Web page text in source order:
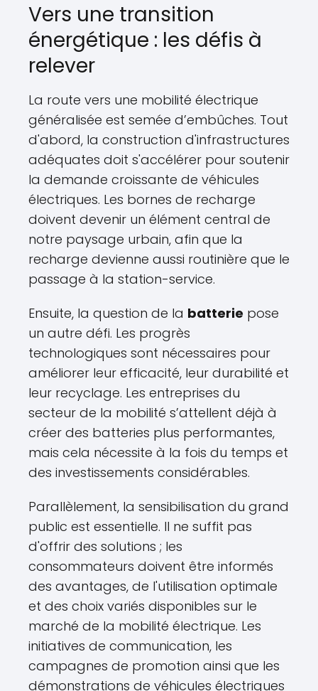
Vers une transition
énergétique : les défis à
relever
La route vers une mobilité électrique
généralisée est semée d’embûches. Tout
d'abord, la construction d'infrastructures
adéquates doit s'accélérer pour soutenir
la demande croissante de véhicules
électriques. Les bornes de recharge
doivent devenir un élément central de
notre paysage urbain, afin que la
recharge devienne aussi routinière que le
passage à la station-service.
Ensuite, la question de la batterie pose
un autre défi. Les progrès
technologiques sont nécessaires pour
améliorer leur efficacité, leur durabilité et
leur recyclage. Les entreprises du
secteur de la mobilité s’attellent déjà à
créer des batteries plus performantes,
mais cela nécessite à la fois du temps et
des investissements considérables.
Parallèlement, la sensibilisation du grand
public est essentielle. Il ne suffit pas
d'offrir des solutions ; les
consommateurs doivent être informés
des avantages, de l'utilisation optimale
et des choix variés disponibles sur le
marché de la mobilité électrique. Les
initiatives de communication, les
campagnes de promotion ainsi que les
démonstrations de véhicules électriques